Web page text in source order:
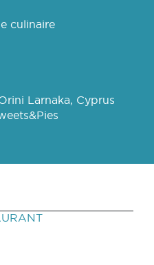
culinaire
Larnaka, Cyprus